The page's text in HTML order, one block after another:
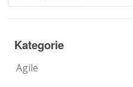
Kategorie
Agile